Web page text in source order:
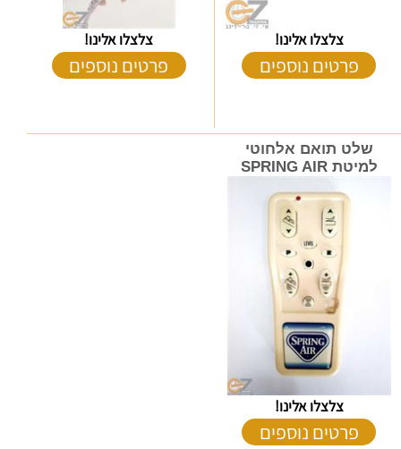
צלצלו אלינו!
פרטים נוספים
צלצלו אלינו!
פרטים נוספים
שלט תואם אלחוטי
למיטת SPRING AIR
צלצלו אלינו!
פרטים נוספים